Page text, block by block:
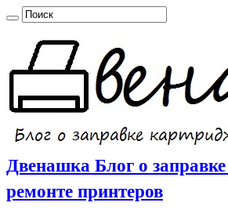
Двенашка Блог о
ремонте принтеров